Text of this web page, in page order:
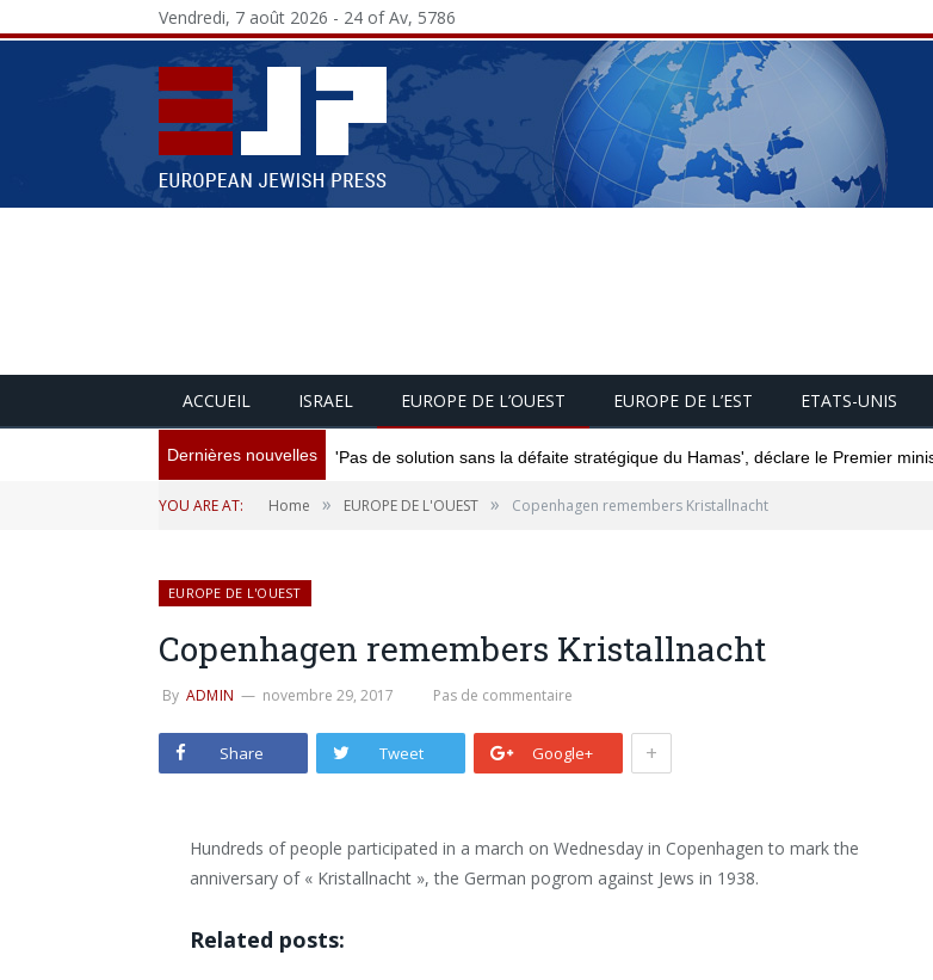
Vendredi, 7 août 2026 - 24 of Av, 5786
ACCUEIL ISRAEL EUROPE DE L’OUEST EUROPE DE L’EST ETATS-UNIS
Dernières nouvelles 'Pas de solution sans la défaite stratégique du Hamas', déclare le Premier
YOU ARE AT: Home » EUROPE DE L'OUEST » Copenhagen remembers Kristallnacht
EUROPE DE L'OUEST
Copenhagen remembers Kristallnacht
By ADMIN novembre 29, 2017 Pas de commentaire
Share Tweet Google+ +
Hundreds of people participated in a march on Wednesday in Copenhagen to mark the
anniversary of « Kristallnacht », the German pogrom against Jews in 1938.
Related posts: